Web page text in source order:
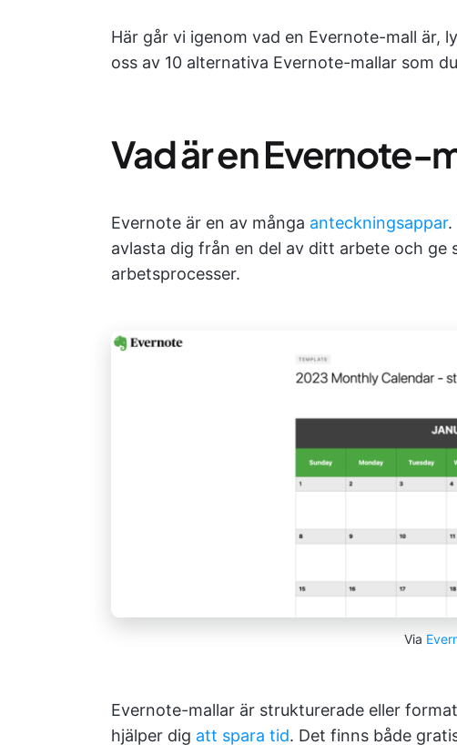
Här går vi igenom vad en Evernote-mall är,
oss av 10 alternativa Evernote-mallar som
Vad är en Evernote-
Evernote är en av många anteckningsappar.
avlasta dig från en del av ditt arbete och ge
arbetsprocesser.
Via
Evernote-mallar är strukturerade eller
hjälper dig att spara tid. Det finns både